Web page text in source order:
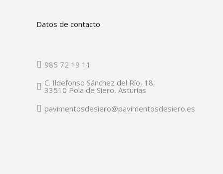
Datos de contacto
985 72 19 11
C. Ildefonso Sánchez del Río, 18,
33510 Pola de Siero, Asturias
pavimentosdesiero@pavimentosdesiero.es